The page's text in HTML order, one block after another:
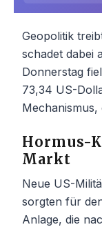
Geopolitik
schadet dabei
Donnerstag
73,34 US-
Hormus-
Markt
Neue US-
sorgten für
Anlage, die